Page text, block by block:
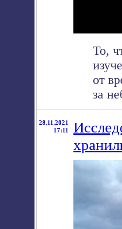
То,
от
за
28.11.2021
17:11